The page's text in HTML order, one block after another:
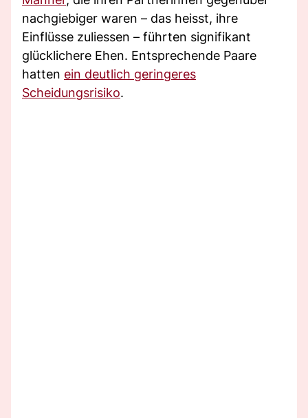
nachgiebiger waren – das heisst, ihre
Einflüsse zuliessen – führten signifikant
glücklichere Ehen. Entsprechende Paare
hatten ein deutlich geringeres
Scheidungsrisiko.